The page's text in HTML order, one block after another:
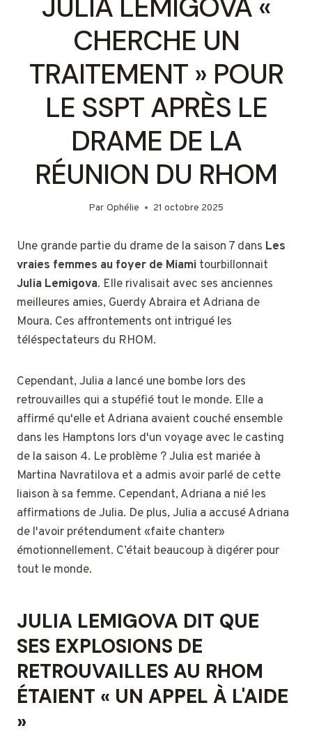
CHERCHE UN
TRAITEMENT » POUR
LE SSPT APRÈS LE
DRAME DE LA
RÉUNION DU RHOM
Par Ophélie 21 octobre 2025
Une grande partie du drame de la saison 7 dans Les
vraies femmes au foyer de Miami tourbillonnait
Julia Lemigova. Elle rivalisait avec ses anciennes
meilleures amies, Guerdy Abraira et Adriana de
Moura. Ces affrontements ont intrigué les
téléspectateurs du RHOM.
Cependant, Julia a lancé une bombe lors des
retrouvailles qui a stupéfié tout le monde. Elle a
affirmé qu'elle et Adriana avaient couché ensemble
dans les Hamptons lors d'un voyage avec le casting
de la saison 4. Le problème ? Julia est mariée à
Martina Navratilova et a admis avoir parlé de cette
liaison à sa femme. Cependant, Adriana a nié les
affirmations de Julia. De plus, Julia a accusé Adriana
de l'avoir prétendument «faite chanter»
émotionnellement. C’était beaucoup à digérer pour
tout le monde.
JULIA LEMIGOVA DIT QUE
SES EXPLOSIONS DE
RETROUVAILLES AU RHOM
ÉTAIENT « UN APPEL À L'AIDE
»